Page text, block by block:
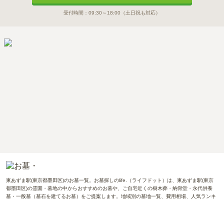
受付時間： 09:30～18:00 （土日祝も対応）
東あずま駅(東京都墨田区)のお墓一覧。お墓探しのlife.（ライフドット）は、東あずま駅(東京
都墨田区)の霊園・墓地の中からおすすめのお墓や、ご自宅近くの樹木葬・納骨堂・永代供養
墓・一般墓（墓石を建てるお墓）をご提案します。地域別の墓地一覧、費用相場、人気ランキ